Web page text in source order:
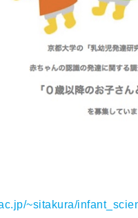
~sitakura/